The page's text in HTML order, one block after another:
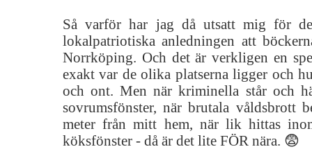
Så varför har jag då utsatt mig för
lokalpatriotiska anledningen att
Norrköping. Och det är verkligen en
exakt var de olika platserna ligger och
och ont. Men när kriminella står och
sovrumsfönster, när brutala våldsbrott
meter från mitt hem, när lik hittas
köksfönster - då är det lite FÖR nära. 😨